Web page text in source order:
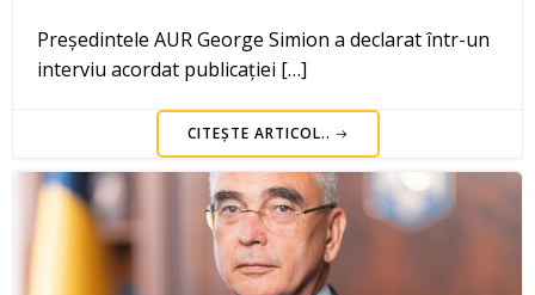
Președintele AUR George Simion a declarat într-un
interviu acordat publicației […]
CITEȘTE ARTICOL..